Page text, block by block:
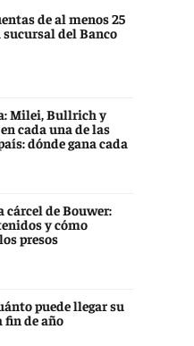
de al menos 25
del Banco
Milei, Bullrich y
cada una de las
dónde gana cada
cárcel de Bouwer:
y cómo
presos
puede llegar su
fin de año